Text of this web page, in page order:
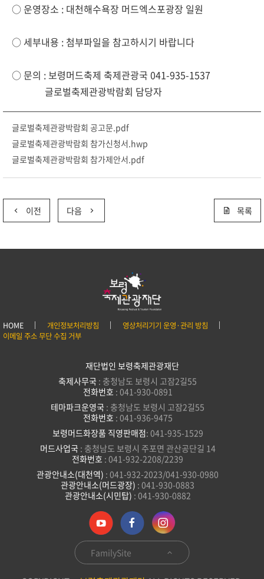
○ 운영장소 : 대천해수욕장 머드엑스포광장 일원
○ 세부내용 : 첨부파일을 참고하시기 바랍니다
○ 문의 : 보령머드축제 축제관광국 041-935-1537
글로벌축제관광박람회 담당자
글로벌축제관광박람회 공고문.pdf
글로벌축제관광박람회 참가신청서.hwp
글로벌축제관광박람회 참가제안서.pdf
이전 다음 목록
HOME 개인정보처리방침
영상처리기기 운영·관리 방침
이메일 주소 무단 수집 거부
재단법인 보령축제관광재단
축제사무국 : 충청남도 보령시 고잠2길55
전화번호 : 041-930-0891
테마파크운영국 : 충청남도 보령시 고잠2길55
전화번호 : 041-936-9475
보령머드화장품 직영판매점: 041-935-1529
머드사업국 : 충청남도 보령시 주포면 관산공단길 14
전화번호 : 041-932-2208/2239
관광안내소(대천역) : 041-932-2023/041-930-0980
관광안내소(머드광장) : 041-930-0883
관광안내소(시민탑) : 041-930-0882
FamilySite